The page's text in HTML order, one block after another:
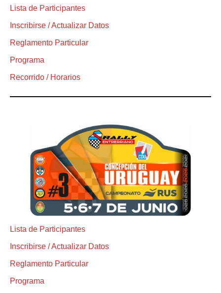
Lista de Participantes
Inscribirse / Actualizar Datos
Reglamento Particular
Programa
Recorrido / Horarios
Lista de Participantes
Inscribirse / Actualizar Datos
Reglamento Particular
Programa